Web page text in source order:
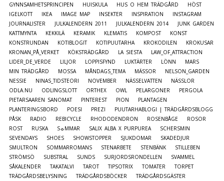
GYNNSAMHETSPRINCIPEN
HUISKULA HUS O HEM TRÄDGÅRD
HÖST
IGELKOTT
IKEA IMAGE MAP INSEKTER INSPIRATION
INSTAGRAM
JOURNALISTER
JULKALENDERN 2011 JULKALENDERN 2014
JUNK GARDEN
KATTMYNTA
KEKKILÄ KERAMIK KLEMATIS KOMPOST
KONST
KONSTRUNDAN
KOTIBLOGIT KOTIPUUTARHA KROKODILEN
KROKUSAR
KRONAN_PÅ_VERKET
KÖKSTRÄDGÅRD LA SIESTA
LAW_OF_ATTRACTION
LIDER_DE_VERDE
LILJOR LOPPISFYND LUKTÄRTER LÖNN
MARS
MIN TRÄDGÅRD
MOSSA MÅNDAGS_TEMA MÄSSOR
NELSON_GARDEN
NESSIE
NINAS_TIDSTEORI NOVEMBER NÄSSELVATTEN
NÄSSLOR
ODLA.NU
ODLINGSLOTT ORTHEX OWL PELARGONER
PERGOLA
PIETARSAAREN SANOMAT
PINTEREST PION
PLANTAGEN
PLANTERINGSBORD
POESI PREZI
PUUTARHABLOGI | TRÄDGÅRDSBLOGG
PÅSK
RADIO REBICYCLE RHODODENDRON ROSENBÅGE
ROSOR
ROST
RUSKA S☼MMAR SALIX ALBA X PURPUREA
SCHERSMIN
SEVENDAYS
SHOES SHOWSTOPPER SJUKDOMAR
SKADEDJUR
SMULTRON
SOMMARROMANS STENARBETE STENBÄNK
STILLEBEN
STRÖMSÖ
SUBSTRAL SUNDS SURJORDSRONDELLEN
SVAMMEL
SÅKALENDER
TAKATALVI TAROT TIPSOTRIX TOMATER
TORPET
TRÄDGÅRDSBELYSNING
TRÄDGÅRDSBÖCKER
TRÄDGÅRDSGÄSTER